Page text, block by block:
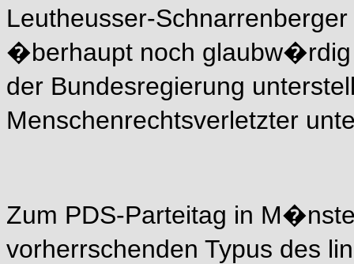
Leutheusser-
�berhaupt noch glaubw�rdig
der Bundesregierung
Menschenrechtsverletzter
Zum PDS-Parteitag in
vorherrschenden Typus des